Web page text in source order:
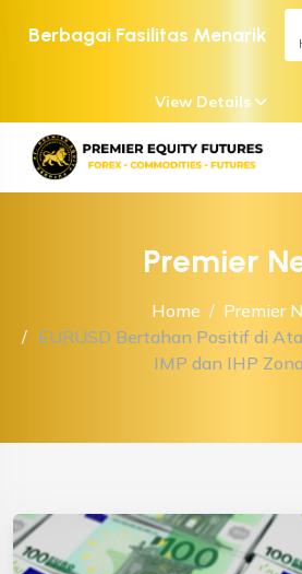
Berbagai Fasilitas Menarik
View Details
Premier
Home
Premier
EURUSD Bertahan Positif di
IMP dan IHP